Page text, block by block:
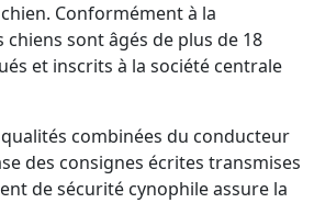
Conformément à la
sont âgés de plus de 18
et inscrits à la société centrale
combinées du conducteur
des consignes écrites transmises
de sécurité cynophile assure la